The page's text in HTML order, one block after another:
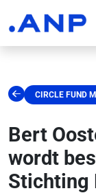
CIRCLE FUND
Bert
wordt
Stichting